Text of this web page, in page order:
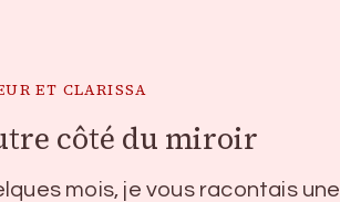
ET CLARISSA
côté du miroir
mois, je vous racontais une